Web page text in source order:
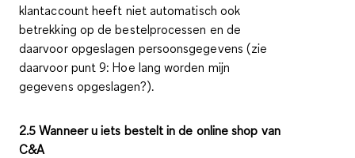
klantaccount heeft niet automatisch ook
betrekking op de bestelprocessen en de
daarvoor opgeslagen persoonsgegevens (zie
daarvoor punt 9: Hoe lang worden mijn
gegevens opgeslagen?).
2.5 Wanneer u iets bestelt in de online shop van
C&A